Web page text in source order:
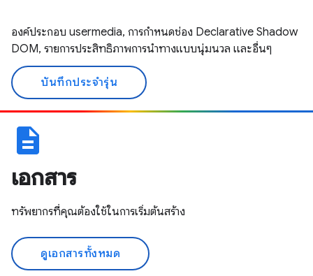
องค์ประกอบ usermedia, การกำหนดช่อง Declarative Shadow
DOM, รายการประสิทธิภาพการนำทางแบบนุ่มนวล และอื่นๆ
บันทึกประจำรุ่น
description
เอกสาร
ทรัพยากรที่คุณต้องใช้ในการเริ่มต้นสร้าง
ดูเอกสารทั้งหมด